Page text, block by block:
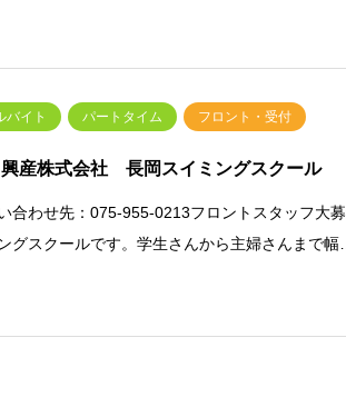
バイト パートタイム フロント・受付
産株式会社 長岡スイミングスクール
合わせ先：075-955-0213フロントスタッフ大
グスクールです。学生さんから主婦さんまで幅…